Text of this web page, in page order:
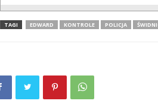
TAGI EDWARD KONTROLE POLICJA